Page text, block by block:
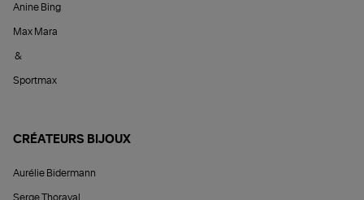
Anine Bing
Max Mara
&
Sportmax
CRÉATEURS BIJOUX
Aurélie Bidermann
Serge Thoraval